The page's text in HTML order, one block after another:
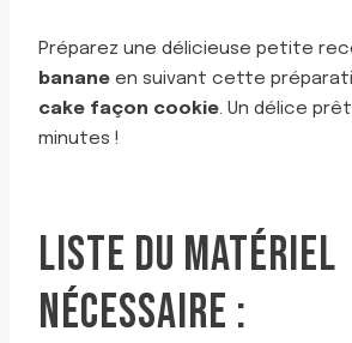
Préparez une délicieuse petite
banane en suivant cette
cake façon cookie. Un délice
minutes !
LISTE DU MATÉRIEL
NÉCESSAIRE :